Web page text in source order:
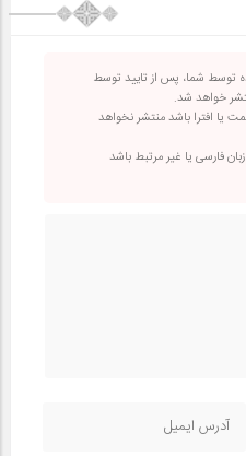
توسط شما، پس از تایید توسط
خواهد شد.
یا افترا باشد منتشر نخواهد
فارسی یا غیر مرتبط باشد